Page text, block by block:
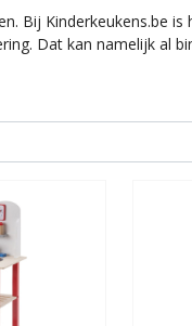
Bij Kinderkeukens.be
Dat kan namelijk al